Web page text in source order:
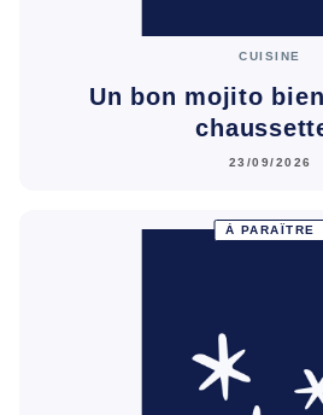
CUISINE
Un bon mojito
23/09/2026
À PARAÎTRE